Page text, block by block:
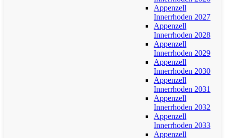
Appenzell
Innerrhoden 2027
Appenzell
Innerrhoden 2028
Appenzell
Innerrhoden 2029
Appenzell
Innerrhoden 2030
Appenzell
Innerrhoden 2031
Appenzell
Innerrhoden 2032
Appenzell
Innerrhoden 2033
Appenzell